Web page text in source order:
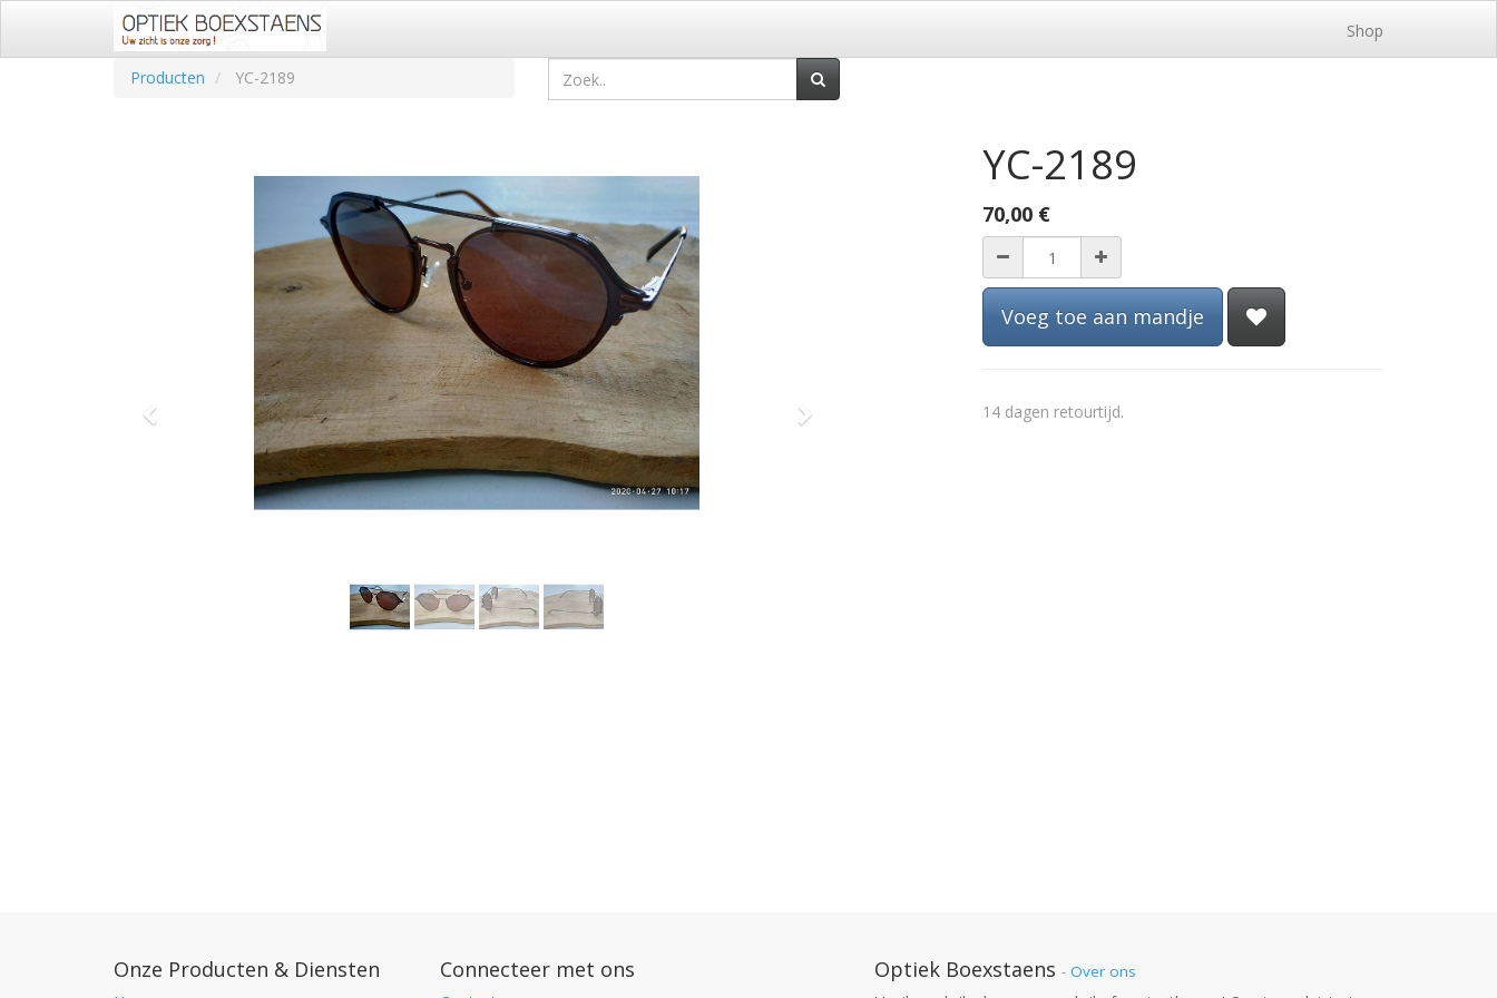
Shop
Producten YC-2189
Volgende
YC-2189
70,00 €
Voeg toe aan mandje
14 dagen retourtijd.
Onze Producten & Diensten Connecteer met ons Optiek Boexstaens - Over ons